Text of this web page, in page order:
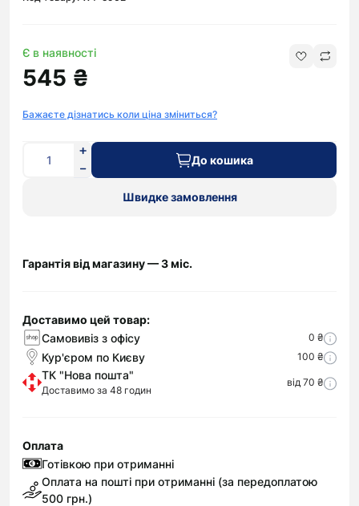
Є в наявності
545 ₴
Бажаєте дізнатись коли ціна зміниться?
До кошика
Швидке замовлення
Гарантія від магазину — 3 міс.
Доставимо цей товар:
Самовивіз з офісу
0 ₴
Кур'єром по Києву 100 ₴
ТК "Нова пошта"
Доставимо за 48 годин
від 70 ₴
Оплата
Готівкою при отриманні
Оплата на пошті при отриманні (за передоплатою
500 грн.)